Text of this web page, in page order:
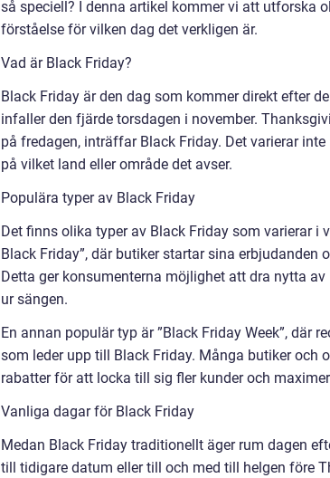
så speciell? I denna artikel kommer vi att utforska
förståelse för vilken dag det verkligen är.
Vad är Black Friday?
Black Friday är den dag som kommer direkt efter
infaller den fjärde torsdagen i november.
på fredagen, inträffar Black Friday. Det varierar
på vilket land eller område det avser.
Populära typer av Black Friday
Det finns olika typer av Black Friday som varierar i
Black Friday”, där butiker startar sina
Detta ger konsumenterna möjlighet att dra nytta
ur sängen.
En annan populär typ är ”Black Friday Week”, där
som leder upp till Black Friday. Många butiker och
rabatter för att locka till sig fler kunder och
Vanliga dagar för Black Friday
Medan Black Friday traditionellt äger rum dagen
till tidigare datum eller till och med till helgen före